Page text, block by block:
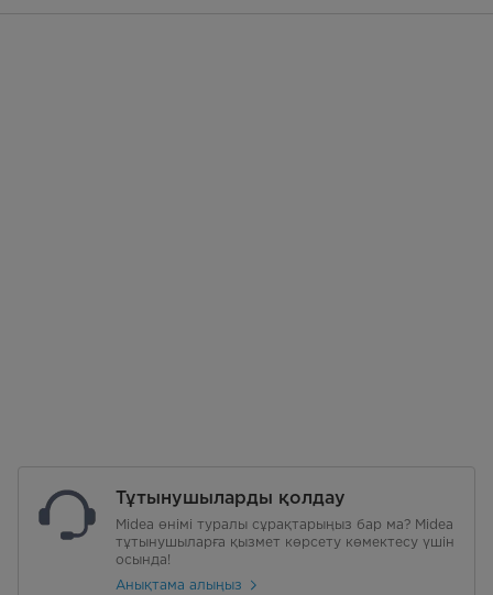
Тұтынушыларды қолдау
Midea өнімі туралы сұрақтарыңыз бар ма? Midea
тұтынушыларға қызмет көрсету көмектесу үшін
осында!
Анықтама алыңыз